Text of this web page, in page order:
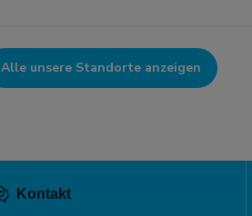
Alle unsere Standorte anzeigen
Kontakt